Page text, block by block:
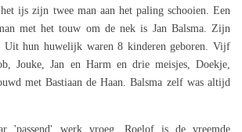
ijs zijn twee man aan het paling schooien. Een
met het touw om de nek is Jan Balsma. Zijn
Uit hun huwelijk waren 8 kinderen geboren. Vijf
Jouke, Jan en Harm en drie meisjes, Doekje,
met Bastiaan de Haan. Balsma zelf was altijd
'passend' werk vroeg. Roelof is de vreemde